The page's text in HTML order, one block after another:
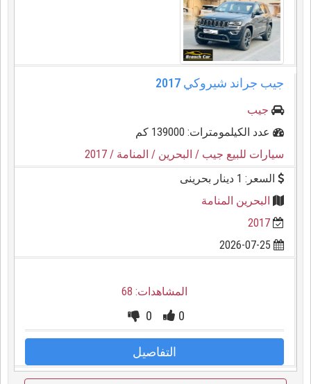
جيب جراند شيروكي 2017
جيب
عدد الكيلمومترات: 139000 كم
سيارات للبيع جيب / البحرين / المنامة / 2017
السعر: 1 دينار بحرينى
البحرين المنامة
2017
المشاهدات: 68
0
0
التفاصيل